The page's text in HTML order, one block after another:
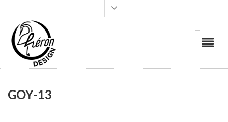
GOY-13